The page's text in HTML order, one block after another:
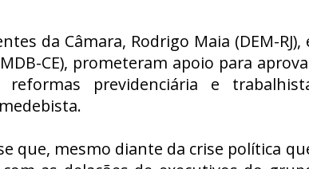
da Câmara, Rodrigo Maia (DEM-RJ),
CE), prometeram apoio para
previdenciária e
que, mesmo diante da crise política